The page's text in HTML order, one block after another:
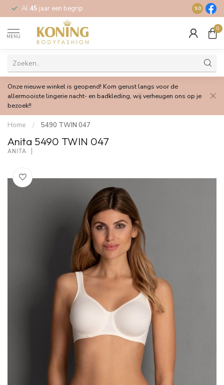
Al 45 jaar een begrip Gratis
9.0
MENU
0
Onze nieuwe winkel is geopend! Kom gerust langs voor de
allermooiste lingerie nacht- en badkleding, wij verheugen ons op je
bezoek!!
Home / 5490 TWIN 047
Anita 5490 TWIN 047
ANITA